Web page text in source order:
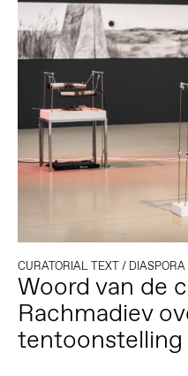
CURATORIAL TEXT/ DIASPORA
Woord van de
Rachmadiev
tentoonstelling